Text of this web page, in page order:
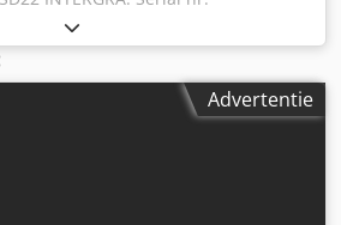
2019 Max 8 bar Vermogen 22 kW
drukvat 600L Effectieve
R407C 400V Afmetingen
775kg. Dcjdjwh Ncqopfx Afkjk
aanwezig: Ja - CE
- Serienummer: R4337F/2019
Advertentie